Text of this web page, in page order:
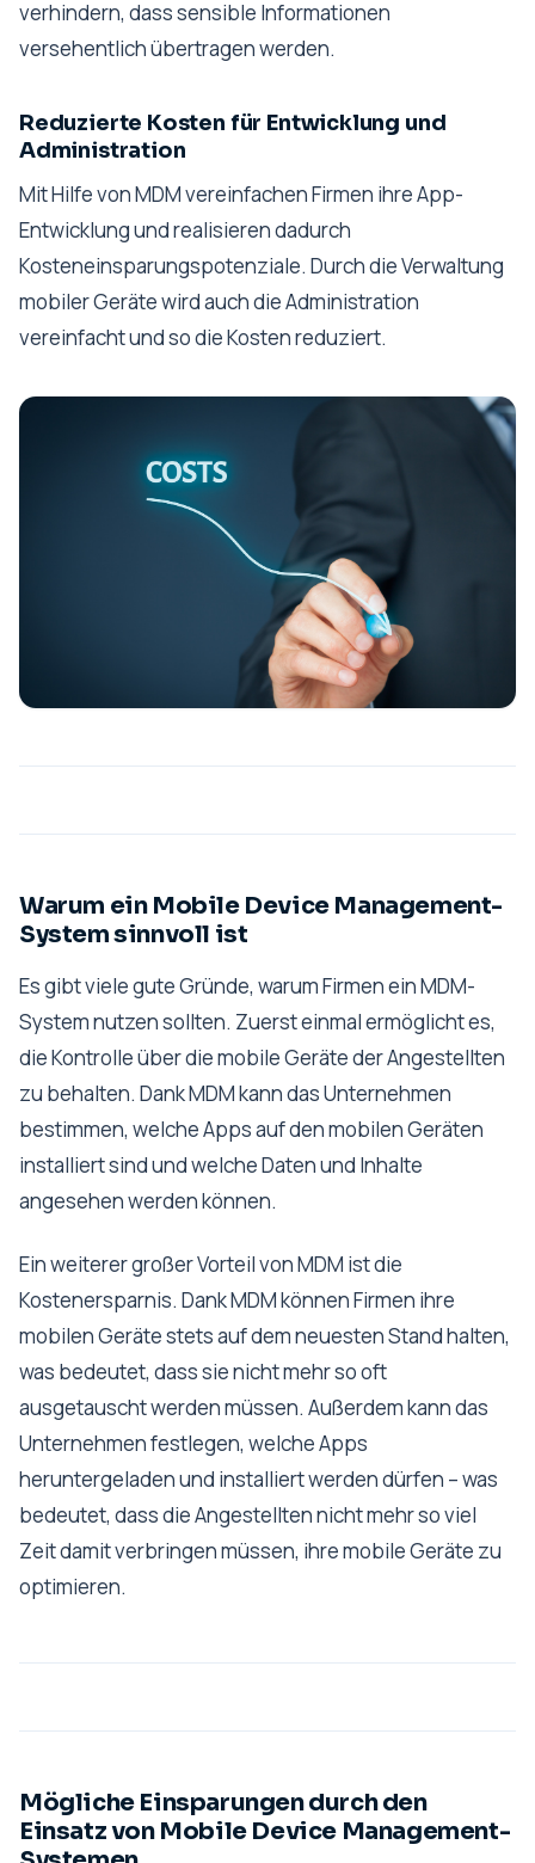
verhindern, dass sensible Informationen
versehentlich übertragen werden.
Reduzierte Kosten für Entwicklung und
Administration
Mit Hilfe von MDM vereinfachen Firmen ihre App-
Entwicklung und realisieren dadurch
Kosteneinsparungspotenziale. Durch die Verwaltung
mobiler Geräte wird auch die Administration
vereinfacht und so die Kosten reduziert.
Warum ein Mobile Device Management-
System sinnvoll ist
Es gibt viele gute Gründe, warum Firmen ein MDM-
System nutzen sollten. Zuerst einmal ermöglicht es,
die Kontrolle über die mobile Geräte der Angestellten
zu behalten. Dank MDM kann das Unternehmen
bestimmen, welche Apps auf den mobilen Geräten
installiert sind und welche Daten und Inhalte
angesehen werden können.
Ein weiterer großer Vorteil von MDM ist die
Kostenersparnis. Dank MDM können Firmen ihre
mobilen Geräte stets auf dem neuesten Stand halten,
was bedeutet, dass sie nicht mehr so oft
ausgetauscht werden müssen. Außerdem kann das
Unternehmen festlegen, welche Apps
heruntergeladen und installiert werden dürfen – was
bedeutet, dass die Angestellten nicht mehr so viel
Zeit damit verbringen müssen, ihre mobile Geräte zu
optimieren.
Mögliche Einsparungen durch den
Einsatz von Mobile Device Management-